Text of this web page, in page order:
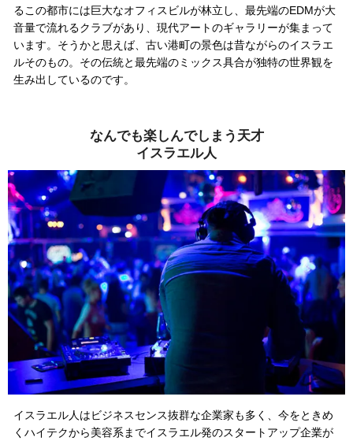
るこの都市には巨大なオフィスビルが林立し、最先端のEDMが大
音量で流れるクラブがあり、現代アートのギャラリーが集まって
います。そうかと思えば、古い港町の景色は昔ながらのイスラエ
ルそのもの。その伝統と最先端のミックス具合が独特の世界観を
生み出しているのです。
なんでも楽しんでしまう天才
イスラエル人
イスラエル人はビジネスセンス抜群な企業家も多く、今をときめ
くハイテクから美容系までイスラエル発のスタートアップ企業が